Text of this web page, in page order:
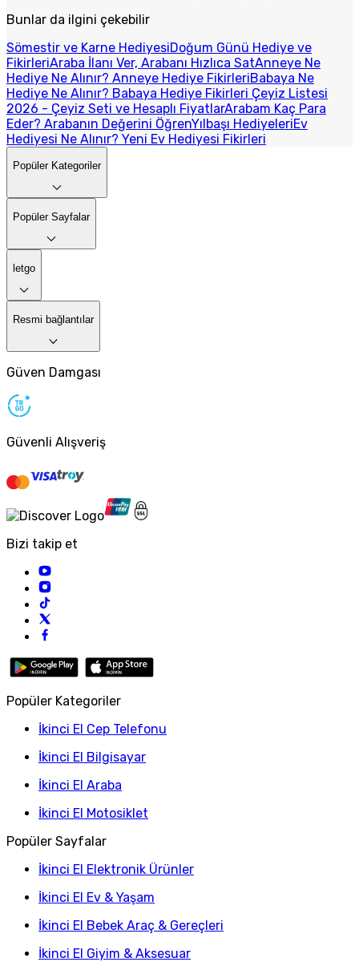
Bunlar da ilgini çekebilir
Sömestir ve Karne HediyesiDoğum Günü Hediye ve
FikirleriAraba İlanı Ver, Arabanı Hızlıca SatAnneye Ne
Hediye Ne Alınır? Anneye Hediye FikirleriBabaya Ne
Hediye Ne Alınır? Babaya Hediye Fikirleri Çeyiz Listesi
2026 - Çeyiz Seti ve Hesaplı FiyatlarArabam Kaç Para
Eder? Arabanın Değerini ÖğrenYılbaşı HediyeleriEv
Hediyesi Ne Alınır? Yeni Ev Hediyesi Fikirleri
Popüler Kategoriler
Popüler Sayfalar
letgo
Resmi bağlantılar
Güven Damgası
Güvenli Alışveriş
Bizi takip et
Popüler Kategoriler
İkinci El Cep Telefonu
İkinci El Bilgisayar
İkinci El Araba
İkinci El Motosiklet
Popüler Sayfalar
İkinci El Elektronik Ürünler
İkinci El Ev & Yaşam
İkinci El Bebek Araç & Gereçleri
İkinci El Giyim & Aksesuar